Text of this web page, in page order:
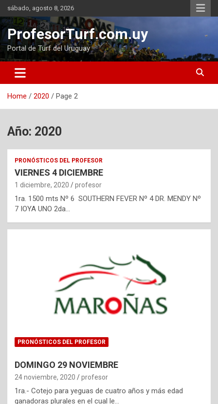
Skip
to
content
sábado, agosto 8, 2026
ProfesorTurf.com.uy
Portal de Turf del Uruguay
Home 2020 Page 2
Año: 2020
PRONÓSTICOS DEL PROFESOR
VIERNES 4 DICIEMBRE
1 diciembre, 2020 profesor
1ra. 1500 mts Nº 6 SOUTHERN FEVER Nº 4 DR. MENDY Nº
7 IOYA UNO 2da…
PRONÓSTICOS DEL PROFESOR
DOMINGO 29 NOVIEMBRE
24 noviembre, 2020 profesor
1ra.- Cotejo para yeguas de cuatro años y más edad
ganadoras plurales en el cual le…